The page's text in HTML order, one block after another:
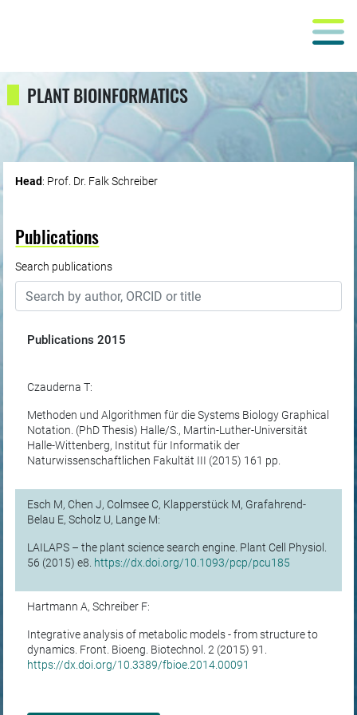
PLANT BIOINFORMATICS
Head: Prof. Dr. Falk Schreiber
Publications
Search publications
Publications2015
Czauderna T:
Methoden und Algorithmen für die Systems Biology Graphical
Notation. (PhD Thesis) Halle/S., Martin-Luther-Universität
Halle-Wittenberg, Institut für Informatik der
Naturwissenschaftlichen Fakultät III (2015) 161 pp.
Esch M, Chen J, Colmsee C, Klapperstück M, Grafahrend-
Belau E, Scholz U, Lange M:
LAILAPS – the plant science search engine. Plant Cell Physiol.
56 (2015) e8. https://dx.doi.org/10.1093/pcp/pcu185
Hartmann A, Schreiber F:
Integrative analysis of metabolic models - from structure to
dynamics. Front. Bioeng. Biotechnol. 2 (2015) 91.
https://dx.doi.org/10.3389/fbioe.2014.00091